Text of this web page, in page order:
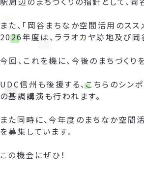
また、「岡谷まちなか空間活用のス
2026年度は、ララオカヤ跡地及び岡
今回、これを機に、今後のまちづく
UDC信州も後援する、こちらのシン
の基調講演も行われます。
また同時に、今年度のまちなか空間
を募集しています。
この機会にぜひ！